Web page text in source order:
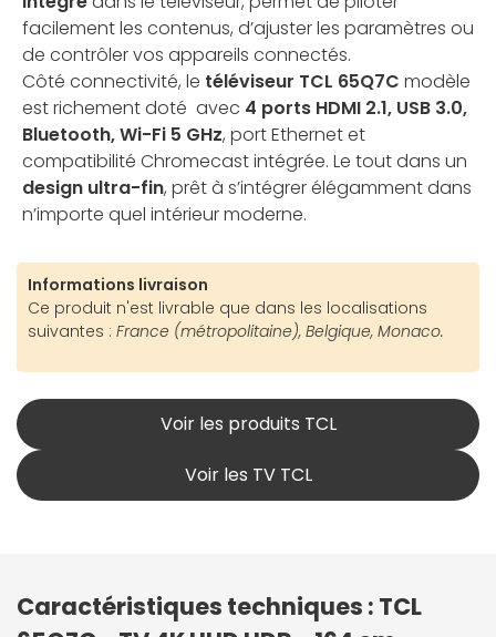
facilement les contenus, d’ajuster les paramètres ou
de contrôler vos appareils connectés.
Côté connectivité, le téléviseur TCL 65Q7C modèle
est richement doté avec 4 ports HDMI 2.1, USB 3.0,
Bluetooth, Wi-Fi 5 GHz, port Ethernet et
compatibilité Chromecast intégrée. Le tout dans un
design ultra-fin, prêt à s’intégrer élégamment dans
n’importe quel intérieur moderne.
Informations livraison
Ce produit n'est livrable que dans les localisations
suivantes : France (métropolitaine), Belgique, Monaco.
Voir les produits TCL
Voir les TV TCL
Caractéristiques techniques : TCL